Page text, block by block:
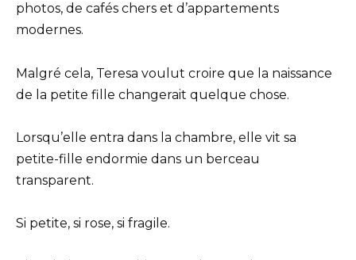
photos, de cafés chers et d’appartements
modernes.
Malgré cela, Teresa voulut croire que la naissance
de la petite fille changerait quelque chose.
Lorsqu’elle entra dans la chambre, elle vit sa
petite-fille endormie dans un berceau
transparent.
Si petite, si rose, si fragile.